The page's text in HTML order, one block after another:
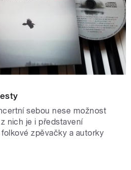
sebou nese možnost
nich je i představení
zpěvačky a autorky